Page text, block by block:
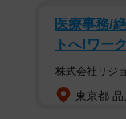
医療事務/
トへ!ワー
株式会社リジ
東京都 品